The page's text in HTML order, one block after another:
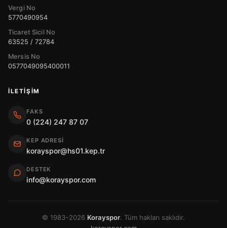
Vergi No
5770490954
Ticaret Sicil No
63525 / 72784
Mersis No
0577049095400011
İLETIŞIM
FAKS
0 (224) 247 87 07
KEP ADRESI
korayspor@hs01.kep.tr
DESTEK
info@korayspor.com
© 1983–2026 Korayspor. Tüm hakları saklıdır.